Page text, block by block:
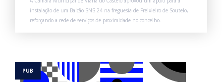
instalação de um Balcão SNS 24 na freguesia de Freixieiro de Soutelo,
reforçando a rede de serviços de proximidade no concelho.